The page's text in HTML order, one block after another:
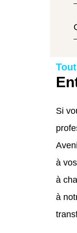
Si
à
à
à